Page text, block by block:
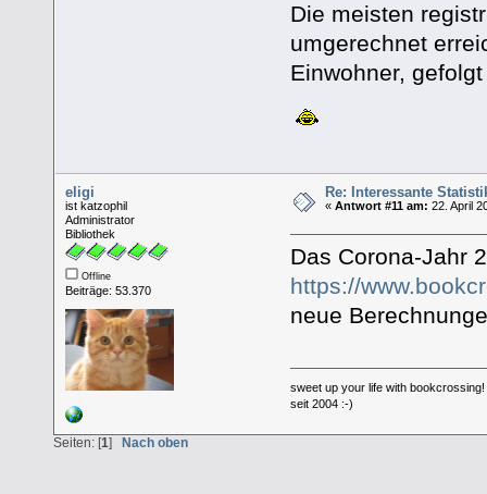
Die meisten
umgerechnet
Einwohner,
eligi
ist katzophil
Administrator
Bibliothek
Offline
Beiträge: 53.370
Re: Interessante
«Antwort #11 am: 22. April
Das Corona-Jahr
https://
neue
sweet up your life with bookcrossing!
seit 2004 :-)
Seiten: [1] Nach oben